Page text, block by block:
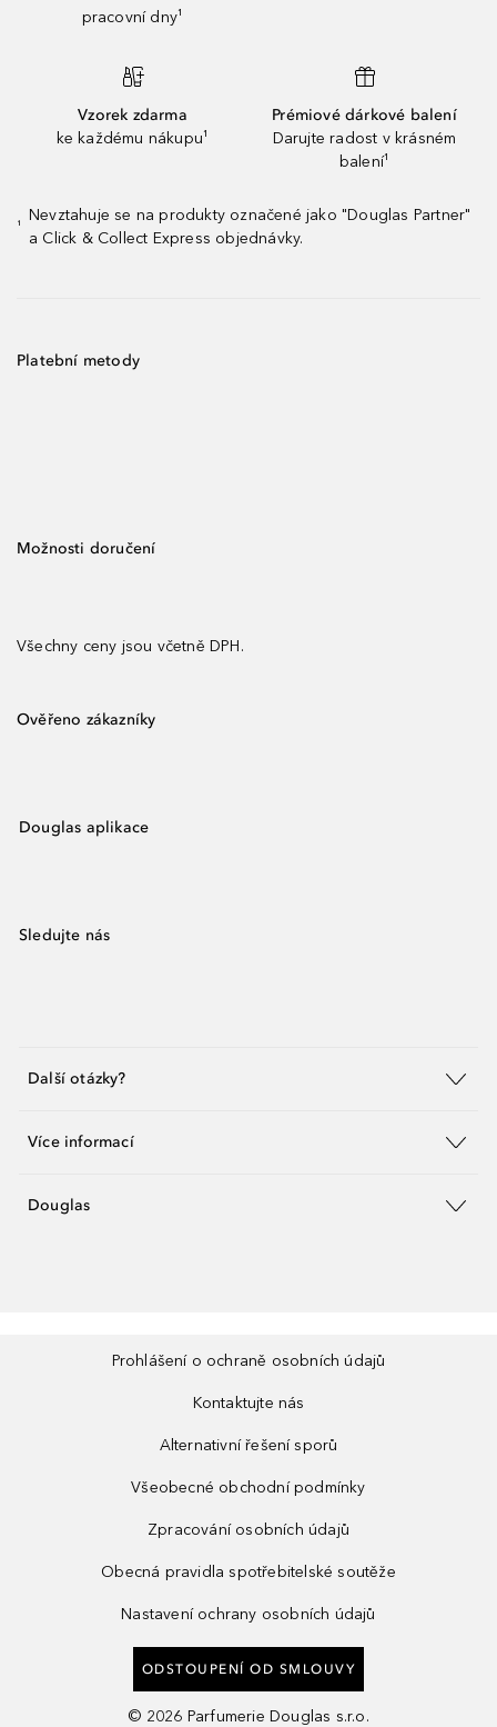
pracovní dny¹
Vzorek zdarma
ke každému nákupu¹
Prémiové dárkové balení
Darujte radost v krásném
balení¹
¹
Nevztahuje se na produkty označené jako "Douglas Partner"
a Click & Collect Express objednávky.
Platební metody
Možnosti doručení
Všechny ceny jsou včetně DPH.
Ověřeno zákazníky
Douglas aplikace
Sledujte nás
Další otázky?
Více informací
Douglas
Prohlášení o ochraně osobních údajů
Kontaktujte nás
Alternativní řešení sporů
Všeobecné obchodní podmínky
Zpracování osobních údajů
Obecná pravidla spotřebitelské soutěže
Nastavení ochrany osobních údajů
ODSTOUPENÍ OD SMLOUVY
© 2026 Parfumerie Douglas s.r.o.